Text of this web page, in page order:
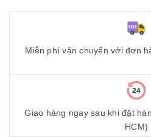
Miễn phí vận chuyển với đơn
Giao hàng ngay sau khi đặt
HCM)